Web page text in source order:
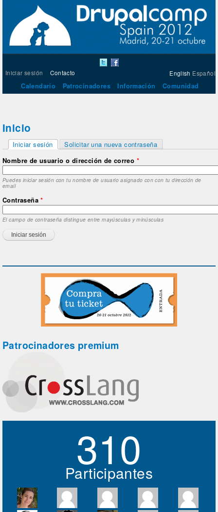
English Español
Iniciar sesión Contacto
Calendario Patrocinadores Información Comunidad
Inicio
Solapas principales
Iniciar sesión
Solicitar una nueva contraseña
Nombre de usuario o dirección de correo *
Puedes iniciar sesión con tu nombre de usuario asignado con con tu dirección de
email
Contraseña*
El campo de contraseña distingue entre mayúsculas y minúsculas
Patrocinadores premium
310
Participantes